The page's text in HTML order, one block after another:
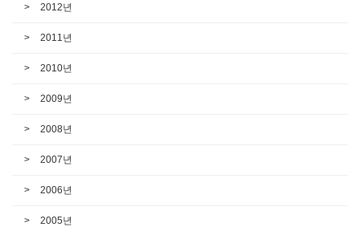
2012년
2011년
2010년
2009년
2008년
2007년
2006년
2005년